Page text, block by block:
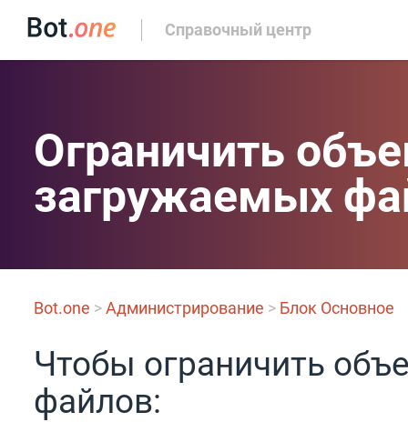
Справочный центр
Ограничить
загружаемых
Bot.one >Администрирование > Блок Основное
Чтобы ограничить
файлов: